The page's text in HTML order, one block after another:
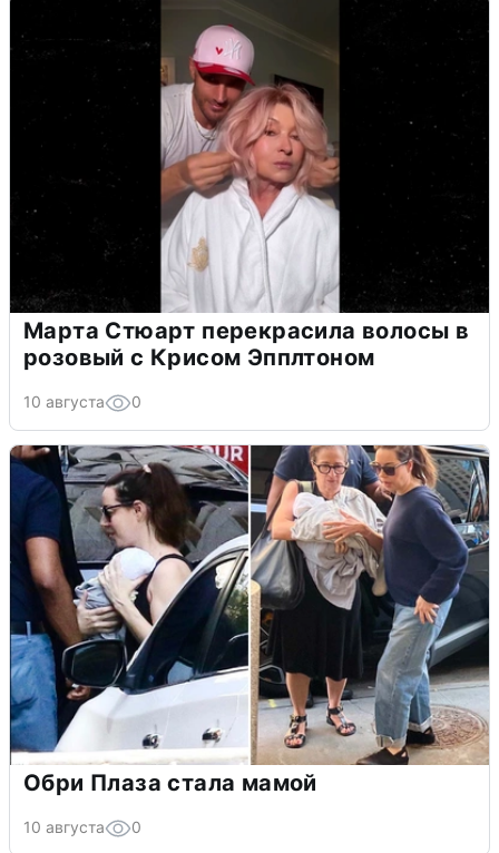
Марта Стюарт перекрасила волосы в
розовый с Крисом Эпплтоном
10 августа 0
Обри Плаза стала мамой
10 августа 0